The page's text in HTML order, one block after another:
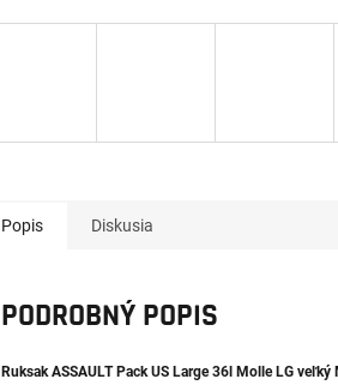
Popis Diskusia
PODROBNÝ POPIS
Ruksak ASSAULT Pack US Large 36l Molle LG